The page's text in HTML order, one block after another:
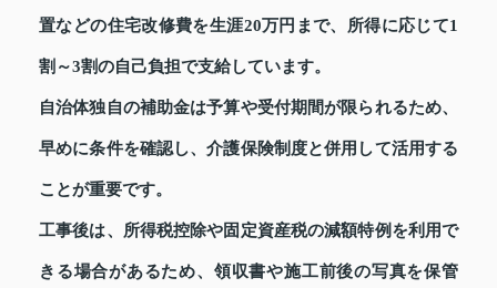
置などの住宅改修費を生涯20万円まで、所得に応じて1
割～3割の自己負担で支給しています。
自治体独自の補助金は予算や受付期間が限られるため、
早めに条件を確認し、介護保険制度と併用して活用する
ことが重要です。
工事後は、所得税控除や固定資産税の減額特例を利用で
きる場合があるため、領収書や施工前後の写真を保管